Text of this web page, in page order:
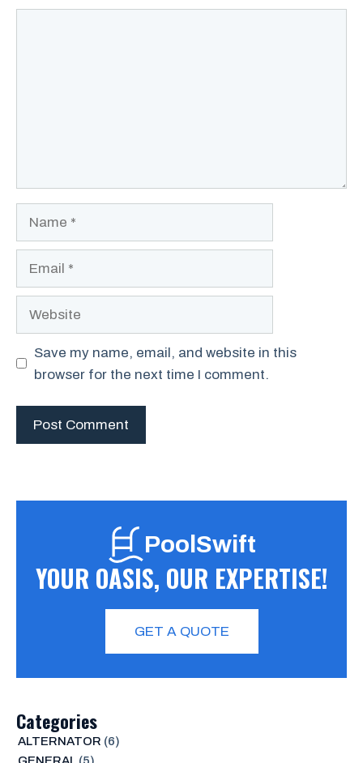
Save my name, email, and website in this
browser for the next time I comment.
PoolSwift
YOUR OASIS, OUR EXPERTISE!
GET A QUOTE
Categories
ALTERNATOR (6)